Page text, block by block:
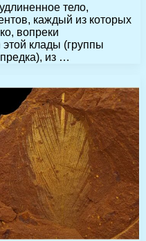
тело,
каждый из которых
вопреки
клады (группы
из …